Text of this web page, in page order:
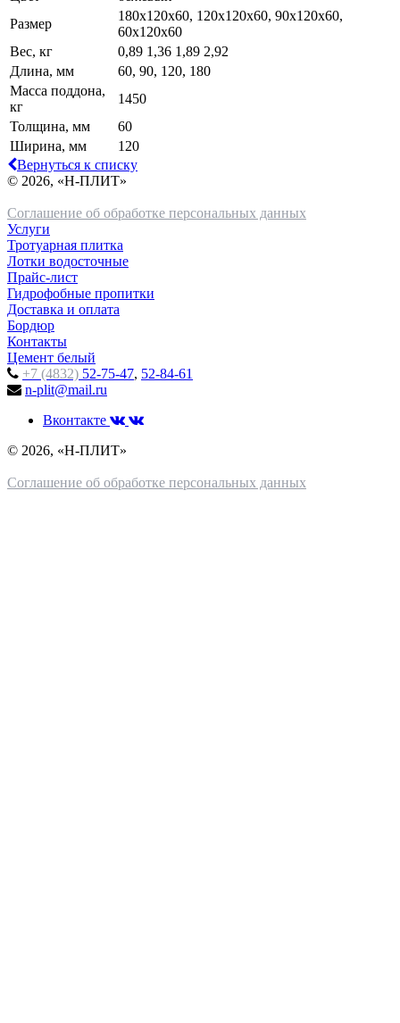
Размер
180х120х60, 120х120х60, 90х120х60,
60х120х60
Вес, кг
0,89 1,36 1,89 2,92
Длина, мм
60, 90, 120, 180
Масса поддона,
кг
1450
Толщина, мм
60
Ширина, мм
120
Вернуться к списку
© 2026, «Н-ПЛИТ»
Соглашение об обработке персональных данных
Услуги
Тротуарная плитка
Лотки водосточные
Прайс-лист
Гидрофобные пропитки
Доставка и оплата
Бордюр
Контакты
Цемент белый
+7 (4832) 52-75-47, 52-84-61
n-plit@mail.ru
Вконтакте
© 2026, «Н-ПЛИТ»
Соглашение об обработке персональных данных